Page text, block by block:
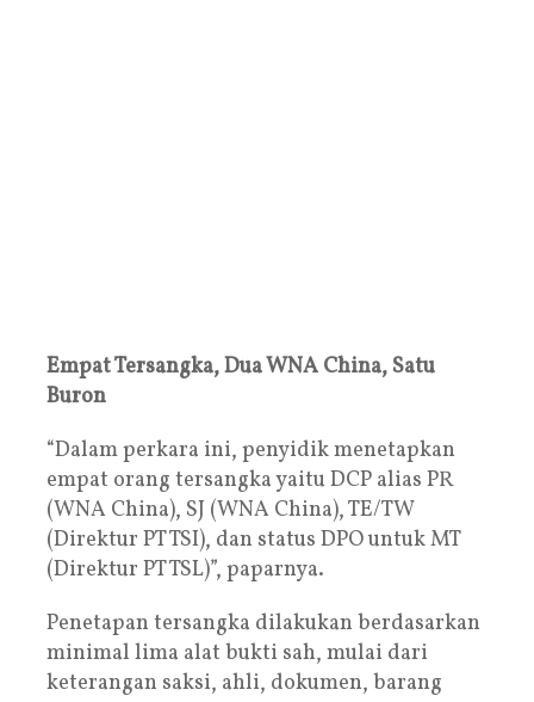
Empat Tersangka, Dua WNA China, Satu
Buron
“Dalam perkara ini, penyidik menetapkan
empat orang tersangka yaitu DCP alias PR
(WNA China), SJ (WNA China), TE/TW
(Direktur PT TSI), dan status DPO untuk MT
(Direktur PT TSL)”, paparnya.
Penetapan tersangka dilakukan berdasarkan
minimal lima alat bukti sah, mulai dari
keterangan saksi, ahli, dokumen, barang